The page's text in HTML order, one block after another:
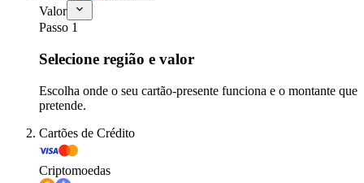
Valor
Passo 1
Selecione região e valor
Escolha onde o seu cartão-presente funciona e o montante que
pretende.
Cartões de Crédito
Criptomoedas